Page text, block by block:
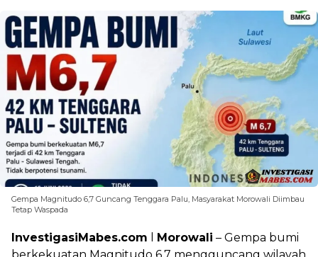
Gempa Magnitudo 6,7 Guncang Tenggara Palu, Masyarakat Morowali Diimbau
Tetap Waspada
InvestigasiMabes.com Morowali – Gempa bumi